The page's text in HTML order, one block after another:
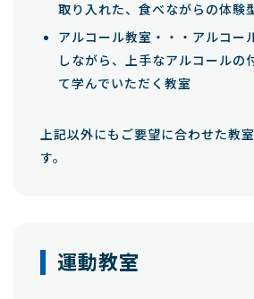
取り入れた、食べながらの体験
アルコール教室・・・アルコー
しながら、上手なアルコールの
て学んでいただく教室
上記以外にもご要望に合わせた教
す。
運動教室